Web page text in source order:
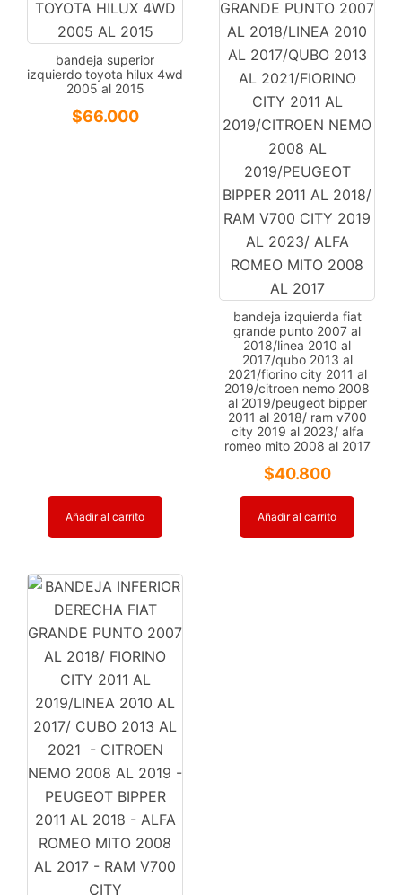
bandeja superior
izquierdo toyota hilux 4wd
2005 al 2015
$66.000
Añadir al carrito
bandeja izquierda fiat
grande punto 2007 al
2018/linea 2010 al
2017/qubo 2013 al
2021/fiorino city 2011 al
2019/citroen nemo 2008
al 2019/peugeot bipper
2011 al 2018/ ram v700
city 2019 al 2023/ alfa
romeo mito 2008 al 2017
$40.800
Añadir al carrito